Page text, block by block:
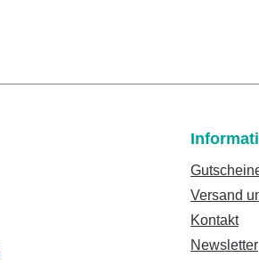
Versand
Kontakt
Newsletter